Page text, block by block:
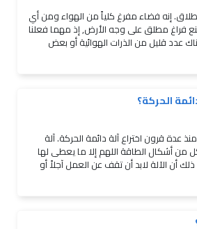
إنه فضاء مفرغ كلياً من الهواء ومن أي
فراغ مطلق على وجه الأرض, إذ مهما فعلنا
عدد قليل من الذرات الهوائية أو بعض
الحركة؟
عدة قرون اختراع آلة دائمة الحركة. آلة
أشكال الطاقة اللهم إلا ما يعطى لها
أن الآلة لابد أن تقف عن العمل آجلاً أو